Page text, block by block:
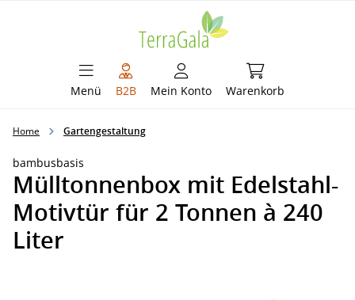
Menü B2B Mein Konto Warenkorb
Warenkorb
Home Gartengestaltung
bambusbasis
Mülltonnenbox mit Edelstahl-
Motivtür für 2 Tonnen à 240
Liter